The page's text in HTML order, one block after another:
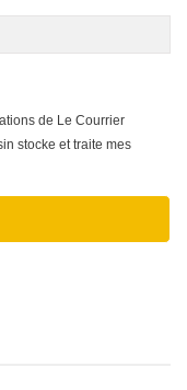
de Le Courrier
stocke et traite mes